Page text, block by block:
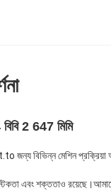
2 647 মিমি
জন্য বিভিন্ন মেশিন
এবং শক্ততাও